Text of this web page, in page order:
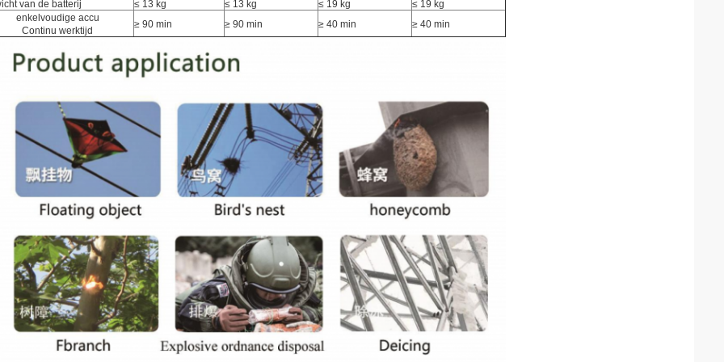
van de batterij ≤ 13 kg ≤ 13 kg ≤ 19 kg
≤ 19 kg
enkelvoudige accu
Continu werktijd
≥ 90 min ≥ 90 min ≥ 40 min ≥ 40 min